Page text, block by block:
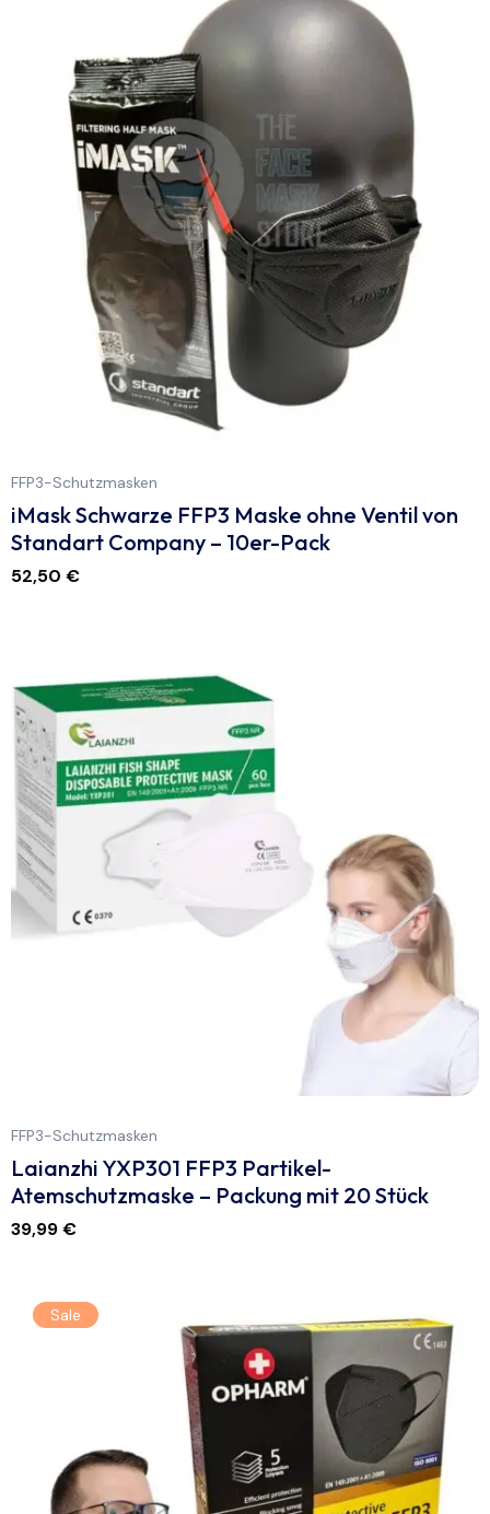
FFP3-Schutzmasken
iMask Schwarze FFP3 Maske ohne Ventil von
Standart Company – 10er-Pack
52,50 €
FFP3-Schutzmasken
Laianzhi YXP301 FFP3 Partikel-
Atemschutzmaske – Packung mit 20 Stück
39,99€
Sale